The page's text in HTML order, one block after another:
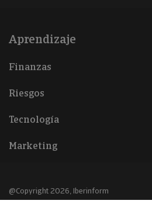
Aprendizaje
Finanzas
Riesgos
Tecnología
Marketing
@Copyright 2026, Iberinform